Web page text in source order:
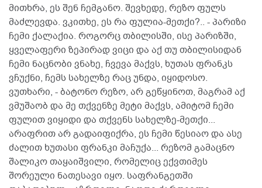
მითხრა, ეს შენ ჩემგანო. შევხედე, რეზო ფულს
მაძლევდა. ვკითხე, ეს რა ფულია-მეთქი?.. - პარიზი
ჩემი ქალაქია. როგორც თბილისში, ისე პარიზში,
ყველაფერი ზეპირად ვიცი და აქ თუ თბილისიდან
ჩემი ნაცნობი ვნახე, ჩვევა მაქვს, ხუთას ფრანკს
ვჩუქნი, ჩემს სახელზე რაც უნდა, იყიდოსო.
ვუთხარი, - ბატონო რეზო, არ გეწყინოთ, მაგრამ აქ
ვმუშაობ და მე თქვენზე მეტი მაქვს, ამიტომ ჩემი
ფულით ვიყიდი და თქვენს სახელზე-მეთქი...
არაფრით არ გადაიფიქრა, ეს ჩემი წესიაო და ასე
ძალით ხუთასი ფრანკი მაჩუქა... რეზომ გამაცნო
შალიკო თაყაიშვილი, რომელიც ექვთიმეს
შორეული ნათესავი იყო. საფრანგეთში